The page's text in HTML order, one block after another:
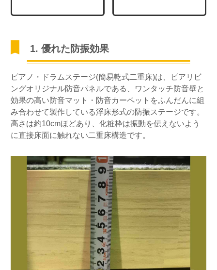
1. 優れた防振効果
ピアノ・ドラムステージ(簡易乾式二重床)は、ピアリビ
ングオリジナル防音パネルである、ワンタッチ防音壁と
効果の高い防音マット・防音カーペットをふんだんに組
み合わせて製作している浮床形式の防振ステージです。
高さは約10cmほどあり、化粧枠は振動を伝えないよう
に直接床面に触れない二重床構造です。